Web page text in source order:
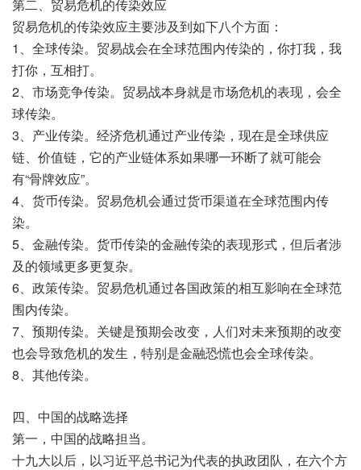
第二、贸易危机的传染效应
贸易危机的传染效应主要涉及到如下八个方面：
1、全球传染。贸易战会在全球范围内传染的，你打我，我
打你，互相打。
2、市场竞争传染。贸易战本身就是市场危机的表现，会全
球传染。
3、产业传染。经济危机通过产业传染，现在是全球供应
链、价值链，它的产业链体系如果哪一环断了就可能会
有“骨牌效应”。
4、货币传染。贸易危机会通过货币渠道在全球范围内传
染。
5、金融传染。货币传染的金融传染的表现形式，但后者涉
及的领域更多更复杂。
6、政策传染。贸易危机通过各国政策的相互影响在全球范
围内传染。
7、预期传染。关键是预期会改变，人们对未来预期的改变
也会导致危机的发生，特别是金融恐慌也会全球传染。
8、其他传染。
四、中国的战略选择
第一，中国的战略担当。
十九大以后，以习近平总书记为代表的执政团队，在六个方